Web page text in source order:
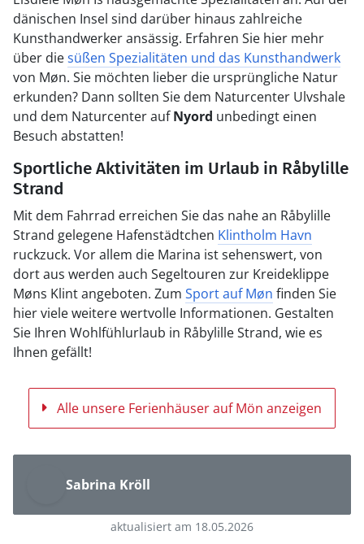
dänischen Insel sind darüber hinaus zahlreiche
Kunsthandwerker ansässig. Erfahren Sie hier mehr
über diesüßen Spezialitäten und das Kunsthandwerk
von Møn. Sie möchten lieber die ursprüngliche Natur
erkunden? Dann sollten Sie dem Naturcenter Ulvshale
und dem Naturcenter aufNyord unbedingt einen
Besuch abstatten!
Sportliche Aktivitäten im Urlaub in Råbylille
Strand
Mit dem Fahrrad erreichen Sie das nahe an Råbylille
Strand gelegene Hafenstädtchen Klintholm Havn
ruckzuck. Vor allem die Marina ist sehenswert, von
dort aus werden auch Segeltouren zur Kreideklippe
Møns Klint angeboten. Zum Sport auf Møn finden Sie
hier viele weitere wertvolle Informationen. Gestalten
Sie Ihren Wohlfühlurlaub in Råbylille Strand, wie es
Ihnen gefällt!
Alle unsere Ferienhäuser auf Mön anzeigen
Sabrina Kröll
aktualisiert am 18.05.2026